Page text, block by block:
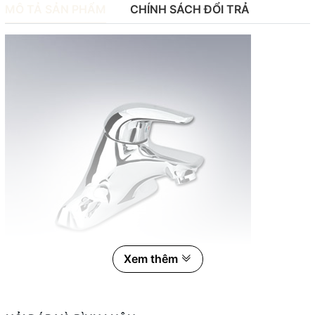
CHÍNH SÁCH ĐỔI TRẢ
Xem thêm